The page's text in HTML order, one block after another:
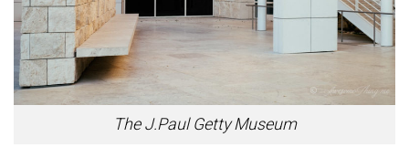
The J.Paul Getty Museum